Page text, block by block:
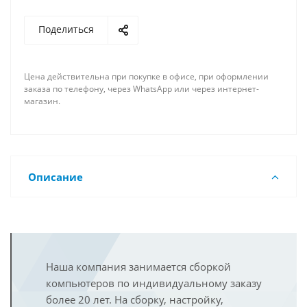
Поделиться
Цена действительна при покупке в офисе, при оформлении
заказа по телефону, через WhatsApp или через интернет-
магазин.
Описание
Наша компания занимается сборкой
компьютеров по индивидуальному заказу
более 20 лет. На сборку, настройку,